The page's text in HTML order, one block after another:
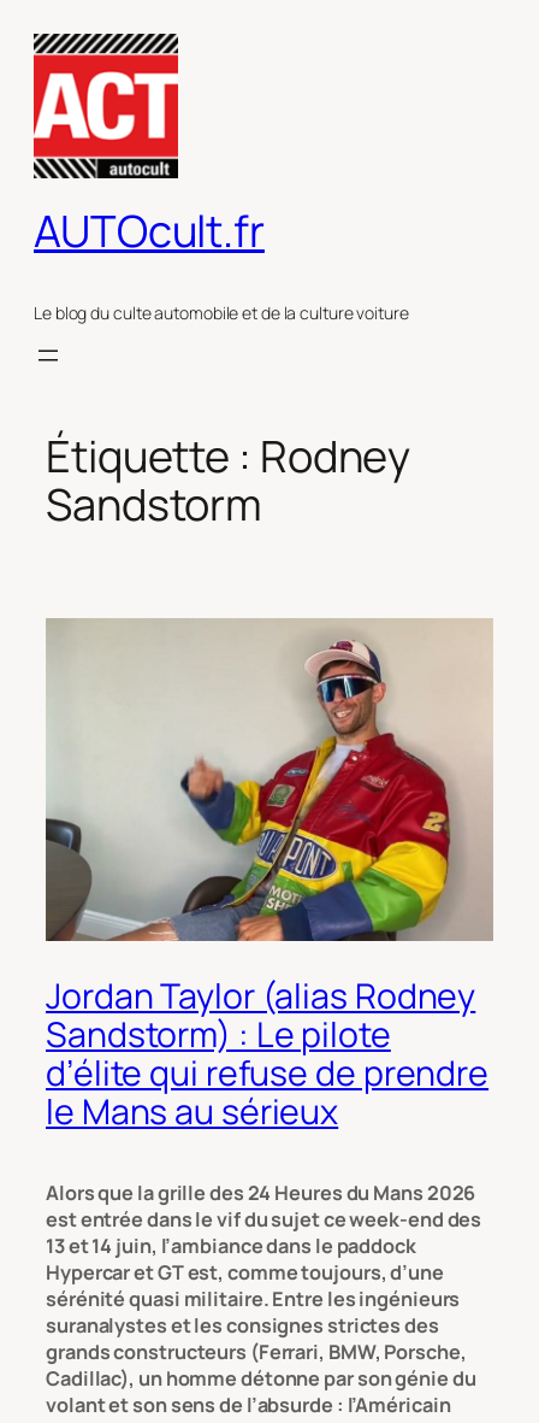
contenu
AUTOcult.fr
Le blog du culte automobile et de la culture voiture
Étiquette : Rodney
Sandstorm
Jordan Taylor (alias Rodney
Sandstorm) : Le pilote
d’élite qui refuse de prendre
le Mans au sérieux
Alors que la grille des 24 Heures du Mans 2026
est entrée dans le vif du sujet ce week-end des
13 et 14 juin, l’ambiance dans le paddock
Hypercar et GT est, comme toujours, d’une
sérénité quasi militaire. Entre les ingénieurs
suranalystes et les consignes strictes des
grands constructeurs (Ferrari, BMW, Porsche,
Cadillac), un homme détonne par son génie du
volant et son sens de l’absurde : l’Américain